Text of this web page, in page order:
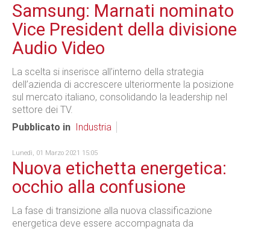
Samsung: Marnati nominato
Vice President della divisione
Audio Video
La scelta si inserisce all’interno della strategia
dell’azienda di accrescere ulteriormente la posizione
sul mercato italiano, consolidando la leadership nel
settore dei TV.
Pubblicato in
Industria
Lunedì, 01 Marzo 2021 15:05
Nuova etichetta energetica:
occhio alla confusione
La fase di transizione alla nuova classificazione
energetica deve essere accompagnata da